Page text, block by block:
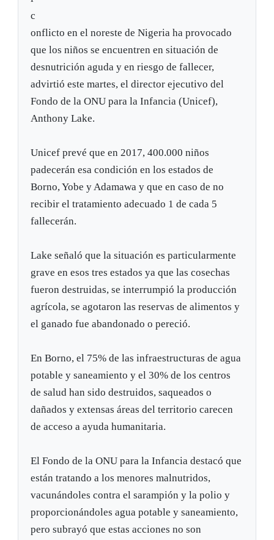
c
onflicto en el noreste de Nigeria ha provocado
que los niños se encuentren en situación de
desnutrición aguda y en riesgo de fallecer,
advirtió este martes, el director ejecutivo del
Fondo de la ONU para la Infancia (Unicef),
Anthony Lake.
Unicef prevé que en 2017, 400.000 niños
padecerán esa condición en los estados de
Borno, Yobe y Adamawa y que en caso de no
recibir el tratamiento adecuado 1 de cada 5
fallecerán.
Lake señaló que la situación es particularmente
grave en esos tres estados ya que las cosechas
fueron destruidas, se interrumpió la producción
agrícola, se agotaron las reservas de alimentos y
el ganado fue abandonado o pereció.
En Borno, el 75% de las infraestructuras de agua
potable y saneamiento y el 30% de los centros
de salud han sido destruidos, saqueados o
dañados y extensas áreas del territorio carecen
de acceso a ayuda humanitaria.
El Fondo de la ONU para la Infancia destacó que
están tratando a los menores malnutridos,
vacunándoles contra el sarampión y la polio y
proporcionándoles agua potable y saneamiento,
pero subrayó que estas acciones no son